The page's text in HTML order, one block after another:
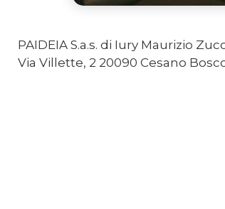
PAIDEIA S.a.s. di Iury Maurizio
Via Villette, 2 20090 Cesano